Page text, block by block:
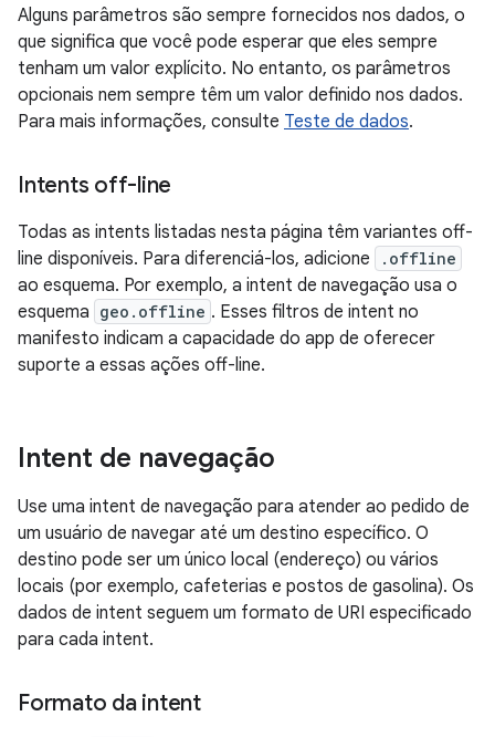
Alguns parâmetros são sempre fornecidos nos dados, o
que significa que você pode esperar que eles sempre
tenham um valor explícito. No entanto, os parâmetros
opcionais nem sempre têm um valor definido nos dados.
Para mais informações, consulte Teste de dados.
Intents off-line
Todas as intents listadas nesta página têm variantes off-
line disponíveis. Para diferenciá-los, adicione
.offline
ao esquema. Por exemplo, a intent de navegação usa o
esquema geo.offline . Esses filtros de intent no
manifesto indicam a capacidade do app de oferecer
suporte a essas ações off-line.
Intent de navegação
Use uma intent de navegação para atender ao pedido de
um usuário de navegar até um destino específico. O
destino pode ser um único local (endereço) ou vários
locais (por exemplo, cafeterias e postos de gasolina). Os
dados de intent seguem um formato de URI especificado
para cada intent.
Formato da intent